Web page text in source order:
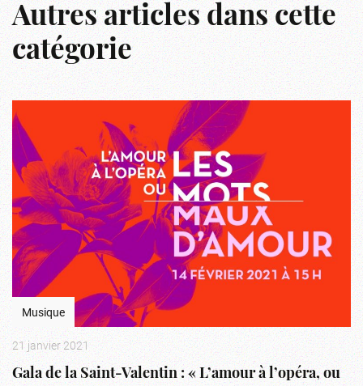
Autres articles dans cette
catégorie
Musique
21 janvier 2021
Gala de la Saint-Valentin : « L’amour à l’opéra, ou